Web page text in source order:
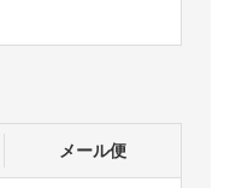
メール便